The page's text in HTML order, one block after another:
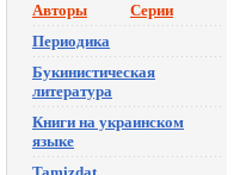
Авторы
Серии
Периодика
Букинистическая
литература
Книги на украинском
языке